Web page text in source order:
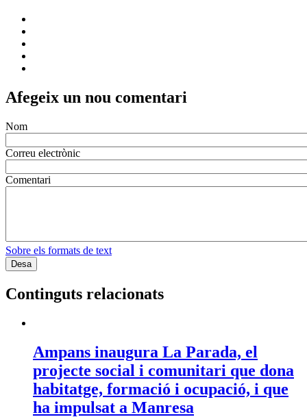
Afegeix un nou comentari
Nom
Correu electrònic
Comentari
Sobre els formats de text
Continguts relacionats
Ampans inaugura La Parada, el
projecte social i comunitari que dona
habitatge, formació i ocupació, i que
ha impulsat a Manresa